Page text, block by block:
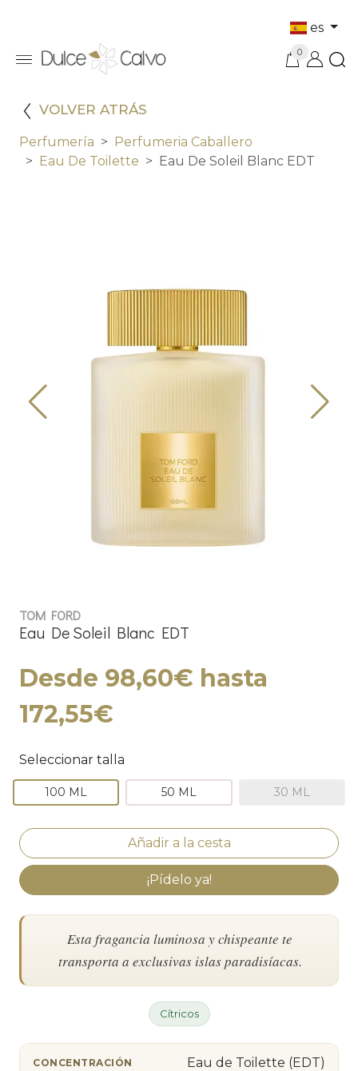
es
0
VOLVER ATRÁS
Perfumería
Perfumeria Caballero
Eau De Toilette
Eau De Soleil Blanc EDT
TOM FORD
Eau De Soleil Blanc EDT
Desde 98,60€ hasta
172,55€
Seleccionar talla
100 ML 50 ML 30 ML
¡Pídelo ya!
Esta fragancia luminosa y chispeante te
transporta a exclusivas islas paradisíacas.
Cítricos
CONCENTRACIÓN Eau de Toilette (EDT)